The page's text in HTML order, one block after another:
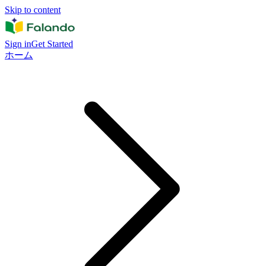
Skip to content
Sign inGet Started
ホーム